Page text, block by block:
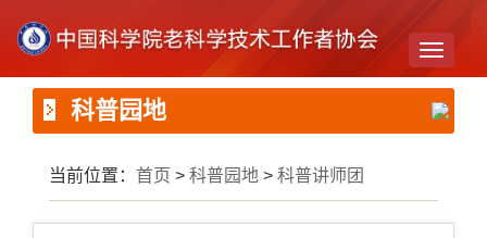
Toggle
科普园地
当前位置： 首页 > 科普园地 > 科普讲师团